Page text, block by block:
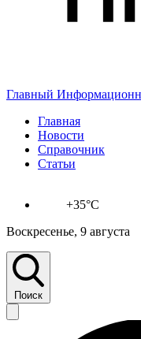
Главный
Главная
Новости
Справочник
Статьи
+35°C
Воскресенье, 9 августа
Поиск